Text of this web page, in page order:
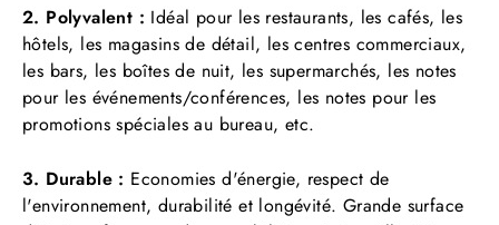
2. Polyvalent : Idéal pour les restaurants, les cafés, les
hôtels, les magasins de détail, les centres commerciaux,
les bars, les boîtes de nuit, les supermarchés, les notes
pour les événements/conférences, les notes pour les
promotions spéciales au bureau, etc.
3. Durable : Economies d'énergie, respect de
l'environnement, durabilité et longévité. Grande surface